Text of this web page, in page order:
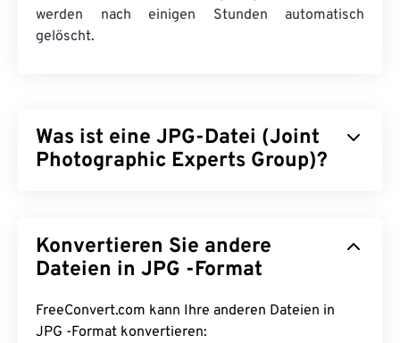
werden nach einigen Stunden automatisch
gelöscht.
Was ist eine JPG-Datei (Joint
Photographic Experts Group)?
mithilfe eines Algorithmus komprimiert. Die hohe
Komprimierung von JPG ist der Grund für seine
Größe eignen sich JPG-Dateien hervorragend für
den Transport im Internet und die Verwendung auf
Konvertieren Sie andere
Dateien in JPG -Format
FreeConvert.com kann Ihre anderen Dateien in
JPG -Format konvertieren: